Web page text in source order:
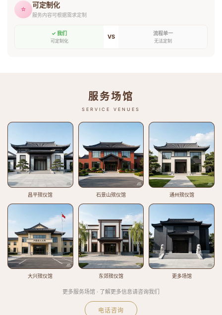
⭐ 可定制化
服务内容可根据需求定制
✓ 我们
可定制化
VS 流程单一
无法定制
服务场馆
SERVICE VENUES
昌平殡仪馆 石景山殡仪馆 通州殡仪馆
大兴殡仪馆 东郊殡仪馆 更多场馆
更多服务场馆 · 了解更多信息请咨询我们
电话咨询